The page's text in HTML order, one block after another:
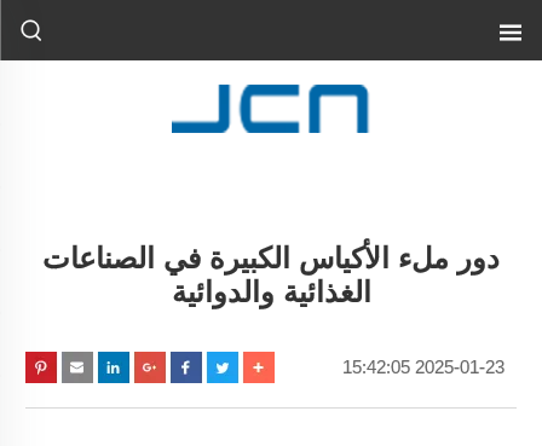
دور ملء الأكياس الكبيرة في الصناعات
الغذائية والدوائية
2025-01-23 15:42:05